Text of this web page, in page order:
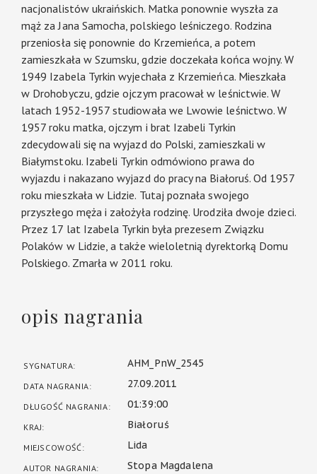
nacjonalistów ukraińskich. Matka ponownie wyszła za
mąż za Jana Samocha, polskiego leśniczego. Rodzina
przeniosła się ponownie do Krzemieńca, a potem
zamieszkała w Szumsku, gdzie doczekała końca wojny. W
1949 Izabela Tyrkin wyjechała z Krzemieńca. Mieszkała
w Drohobyczu, gdzie ojczym pracował w leśnictwie. W
latach 1952-1957 studiowała we Lwowie leśnictwo. W
1957 roku matka, ojczym i brat Izabeli Tyrkin
zdecydowali się na wyjazd do Polski, zamieszkali w
Białymstoku. Izabeli Tyrkin odmówiono prawa do
wyjazdu i nakazano wyjazd do pracy na Białoruś. Od 1957
roku mieszkała w Lidzie. Tutaj poznała swojego
przyszłego męża i założyła rodzinę. Urodziła dwoje dzieci.
Przez 17 lat Izabela Tyrkin była prezesem Związku
Polaków w Lidzie, a także wieloletnią dyrektorką Domu
Polskiego. Zmarła w 2011 roku.
opis nagrania
SYGNATURA: AHM_PnW_2545
DATA NAGRANIA: 27.09.2011
DŁUGOŚĆ NAGRANIA: 01:39:00
KRAJ: Białoruś
MIEJSCOWOŚĆ: Lida
AUTOR NAGRANIA:
Stopa Magdalena